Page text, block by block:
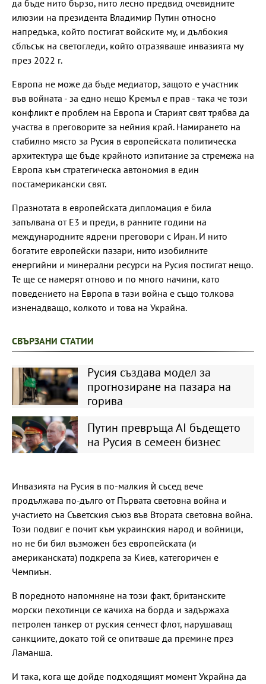
да бъде нито бързо, нито лесно предвид очевидните
илюзии на президента Владимир Путин относно
напредъка, който постигат войските му, и дълбокия
сблъсък на светогледи, който отразяваше инвазията му
през 2022 г.
Европа не може да бъде медиатор, защото е участник
във войната - за едно нещо Кремъл е прав - така че този
конфликт е проблем на Европа и Старият свят трябва да
участва в преговорите за нейния край. Намирането на
стабилно място за Русия в европейската политическа
архитектура ще бъде крайното изпитание за стремежа на
Европа към стратегическа автономия в един
постамерикански свят.
Празнотата в европейската дипломация е била
запълвана от E3 и преди, в ранните години на
международните ядрени преговори с Иран. И нито
богатите европейски пазари, нито изобилните
енергийни и минерални ресурси на Русия постигат нещо.
Те ще се намерят отново и по много начини, като
поведението на Европа в тази война е също толкова
изненадващо, колкото и това на Украйна.
СВЪРЗАНИ СТАТИИ
Русия създава модел за
прогнозиране на пазара на
горива
Путин превръща АІ бъдещето
на Русия в семеен бизнес
Инвазията на Русия в по-малкия ѝ съсед вече
продължава по-дълго от Първата световна война и
участието на Съветския съюз във Втората световна война.
Този подвиг е почит към украинския народ и войници,
но не би бил възможен без европейската (и
американската) подкрепа за Киев, категоричен е
Чемпиън.
В поредното напомняне на този факт, британските
морски пехотинци се качиха на борда и задържаха
петролен танкер от руския сенчест флот, нарушаващ
санкциите, докато той се опитваше да премине през
Ламанша.
И така, кога ще дойде подходящият момент Украйна да